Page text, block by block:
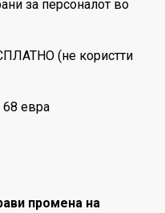
за персоналот во
(не користти
68 евра
промена на